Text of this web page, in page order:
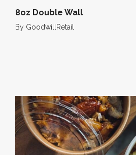
8oz Double Wall
By GoodwillRetail